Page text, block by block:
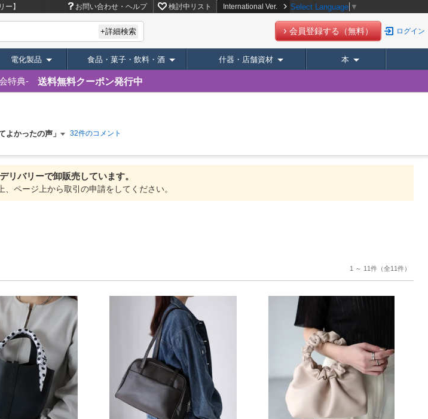
】 お問い合わせ・ヘルプ 検討中リスト International Ver. Select Language ▼
+詳細検索 会員登録する（無料） ログイン
電化製品 食品・菓子・飲料・酒 什器・店舗資材 本
特典 送料無料クーポン発行中
よかったの声」 32件のコメント
リバリーで卸販売しています。
ページ上から取引の申請をしてください。
1 ～ 11件 （全11件）